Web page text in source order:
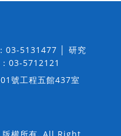
03-5131477 │ 研究
03-5712121
號工程五館437室